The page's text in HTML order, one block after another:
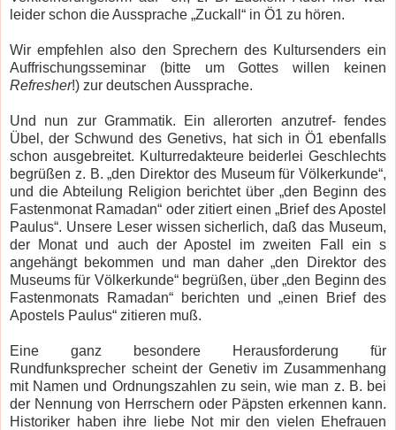
leider schon die Aussprache „Zuckall“ in Ö1 zu hören.
Wir empfehlen also den Sprechern des Kultursenders ein
Auffrischungsseminar (bitte um Gottes willen keinen
Refresher!) zur deutschen Aussprache.
Und nun zur Grammatik. Ein allerorten anzutref- fendes
Übel, der Schwund des Genetivs, hat sich in Ö1 ebenfalls
schon ausgebreitet. Kulturredakteure beiderlei Geschlechts
begrüßen z. B. „den Direktor des Museum für Völkerkunde“,
und die Abteilung Religion berichtet über „den Beginn des
Fastenmonat Ramadan“ oder zitiert einen „Brief des Apostel
Paulus“. Unsere Leser wissen sicherlich, daß das Museum,
der Monat und auch der Apostel im zweiten Fall ein s
angehängt bekommen und man daher „den Direktor des
Museums für Völkerkunde“ begrüßen, über „den Beginn des
Fastenmonats Ramadan“ berichten und „einen Brief des
Apostels Paulus“ zitieren muß.
Eine ganz besondere Herausforderung für
Rundfunksprecher scheint der Genetiv im Zusammenhang
mit Namen und Ordnungszahlen zu sein, wie man z. B. bei
der Nennung von Herrschern oder Päpsten erkennen kann.
Historiker haben ihre liebe Not mir den vielen Ehefrauen